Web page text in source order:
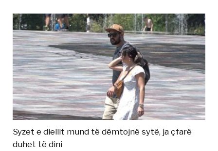
Syzet e diellit mund të dëmtojnë sytë, ja çfarë
duhet të dini